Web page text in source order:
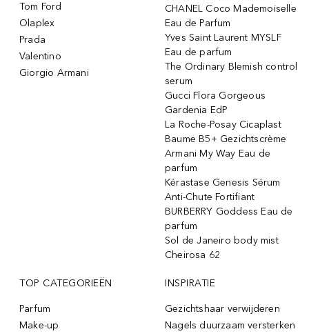
Tom Ford
Olaplex
Prada
Valentino
Giorgio Armani
CHANEL Coco Mademoiselle
Eau de Parfum
Yves Saint Laurent MYSLF
Eau de parfum
The Ordinary Blemish control
serum
Gucci Flora Gorgeous
Gardenia EdP
La Roche-Posay Cicaplast
Baume B5+ Gezichtscrème
Armani My Way Eau de
parfum
Kérastase Genesis Sérum
Anti-Chute Fortifiant
BURBERRY Goddess Eau de
parfum
Sol de Janeiro body mist
Cheirosa 62
TOP CATEGORIEËN
Parfum
Make-up
INSPIRATIE
Gezichtshaar verwijderen
Nagels duurzaam versterken